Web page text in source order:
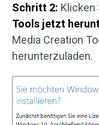
Schritt 2: Klicken
Tools jetzt
Media Creation
herunterzuladen.